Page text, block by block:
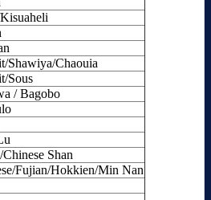
Shawiya/Chaouia
Sous
/ Bagobo
Shan
Fujian/Hokkien/Min Nan